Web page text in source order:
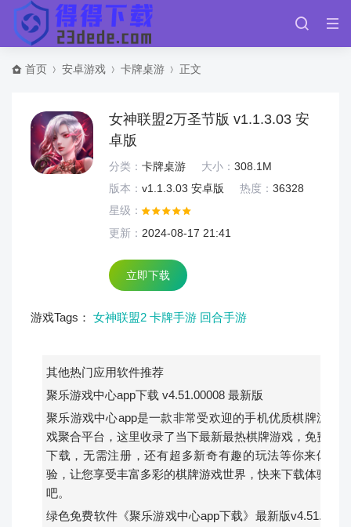
首页 安卓游戏 卡牌桌游 正文
女神联盟2万圣节版 v1.1.3.03 安
卓版
分类： 卡牌桌游 大小： 308.1M
版本： v1.1.3.03 安卓版 热度： 36328
星级：
更新： 2024-08-17 21:41
立即下载
游戏Tags： 女神联盟2 卡牌手游 回合手游
其他热门应用软件推荐
聚乐游戏中心app下载 v4.51.00008 最新版
聚乐游戏中心app是一款非常受欢迎的手机优质棋牌游
戏聚合平台，这里收录了当下最新最热棋牌游戏，免费
下载，无需注册，还有超多新奇有趣的玩法等你来体
验，让您享受丰富多彩的棋牌游戏世界，快来下载体验
吧。
绿色免费软件《聚乐游戏中心app下载》最新版v4.51.0